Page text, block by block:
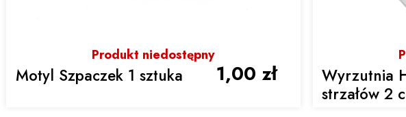
Produkt niedostępny
Motyl Szpaczek 1 sztuka 1,00 zł
Wyrzutnia
strzałów 2